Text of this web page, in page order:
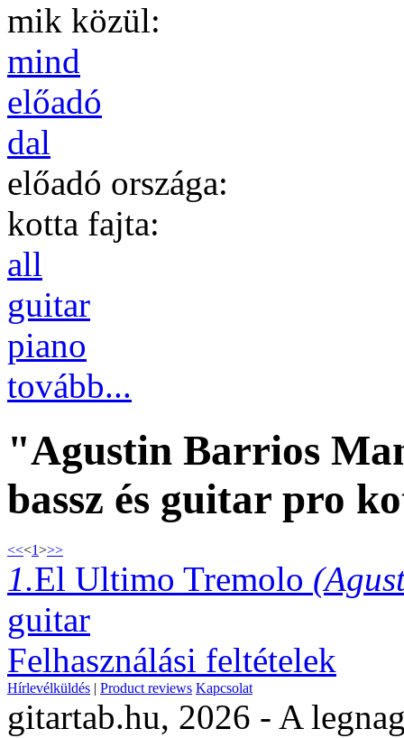
mik közül:
mind
előadó
dal
előadó országa:
kotta fajta:
all
guitar
piano
tovább...
"Agustin Barrios
bassz és guitar pro
<<<1>>>
1.El Ultimo Tremolo
guitar
Felhasználási feltételek
Hírlevélküldés | Product reviews Kapcsolat
gitartab.hu, 2026 - A